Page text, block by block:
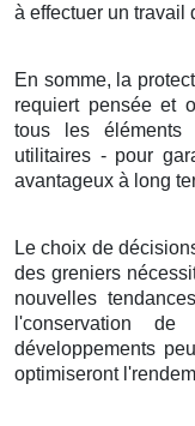
à effectuer un travail
En somme, la
requiert penséeet
tous les éléments
utilitaires - pour
avantageux à long
Le choix de
des greniers
nouvelles tendances
l'conservation de
développements
optimiserontl'